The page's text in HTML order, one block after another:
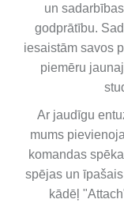
un
godprātību.
iesaistām savos
piemēru
Ar jaudīgu
mums
komandas
spējas un
kādēļ